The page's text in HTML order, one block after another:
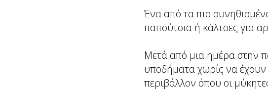
Ένα από τα πιο
παπούτσια ή κάλτσες για
Μετά από μια ημέρα στην
υποδήματα χωρίς να έχουν
περιβάλλον όπου οι